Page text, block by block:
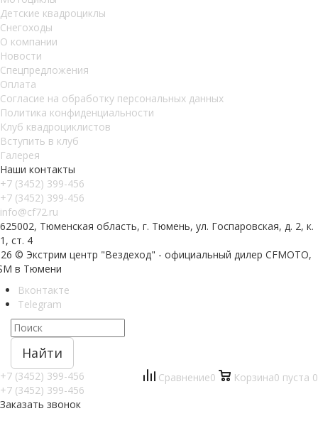
Детские квадроциклы
Снегоходы
О компании
Новости
Спецпредложения
Оплата
Согласие на обработку персональных данных
Политика конфиденциальности
Клуб квадроциклистов
Вступить в клуб
Галерея
Наши контакты
+7 (3452) 399-456
+7 (3452) 399-456
info@cf72.ru
625002, Тюменская область, г. Тюмень, ул. Госпаровская, д. 2, к.
1, ст. 4
© Экстрим центр "Вездеход" - официальный дилер CFMOTO,
в Тюмени
Вконтакте
Telegram
Найти
+7 (3452) 399-456
+7 (3452) 399-456
Заказать звонок
Сравнение0 Корзина0 пуста 0